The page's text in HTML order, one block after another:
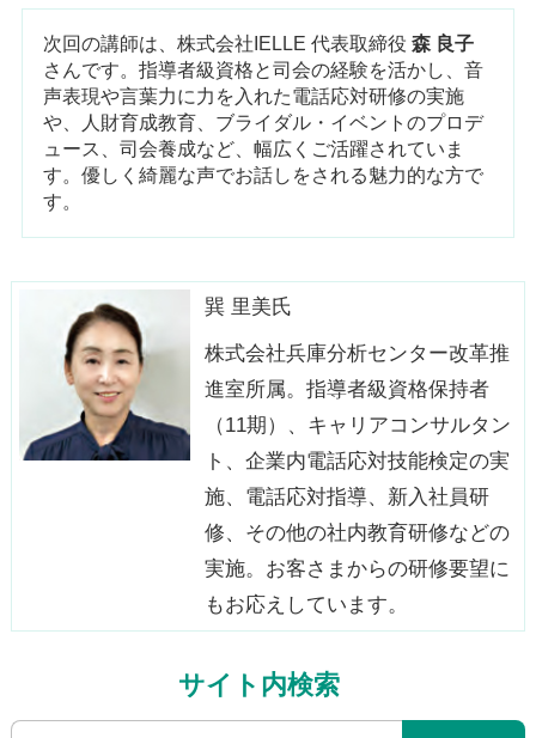
次回の講師は、株式会社IELLE 代表取締役森 良子
さんです。指導者級資格と司会の経験を活かし、音
声表現や言葉力に力を入れた電話応対研修の実施
や、人財育成教育、ブライダル・イベントのプロデ
ュース、司会養成など、幅広くご活躍されていま
す。優しく綺麗な声でお話しをされる魅力的な方で
す。
巽 里美氏
株式会社兵庫分析センター改革推
進室所属。指導者級資格保持者
（11期）、キャリアコンサルタン
ト、企業内電話応対技能検定の実
施、電話応対指導、新入社員研
修、その他の社内教育研修などの
実施。お客さまからの研修要望に
もお応えしています。
サイト内検索